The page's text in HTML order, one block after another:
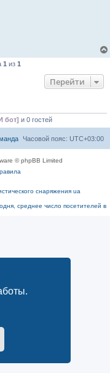
1 из 1
Перейти
бот] и 0 гостей
Часовой пояс: UTC+03:00
© phpBB Limited